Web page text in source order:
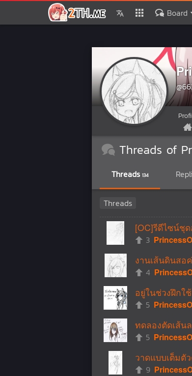
Board
Threads of
Threads 134
Threads
[OC]รีดีไซน์ชุ
3
งานเส้นดินสอ
4
อยู่ในช่วงฝึกใ
5
ทดลองตัดเส้น
5
วาดแบบเต็มตั
9